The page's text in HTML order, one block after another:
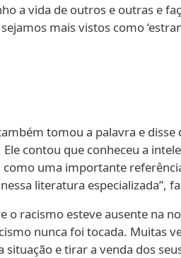
a vida de outros e outras e
mais vistos como
tomou a palavra e
contou que conheceu a
uma importante
literatura especializada”,
o racismo esteve ausente na
nunca foi tocada. Muitas
e tirar a venda dos